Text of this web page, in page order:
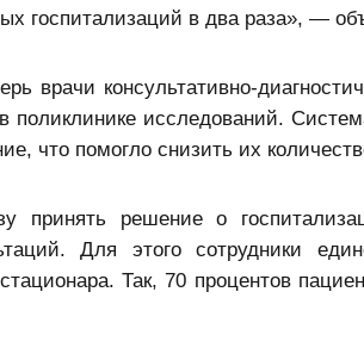
госпитализаций в два раза», —
врачи консультативно-
поликлинике исследований.
что помогло снизить их
принять решение о
Для этого сотрудники
Так, 70 процентов